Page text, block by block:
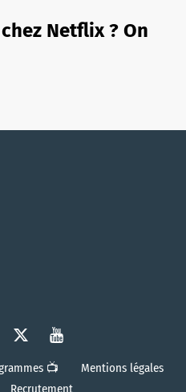
Netflix ? On
📺
Mentions légales
Recrutement